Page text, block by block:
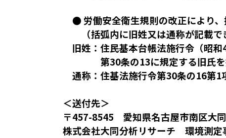
● 労働安全衛生規則の改正により、
（括弧内に旧姓又は通称が記載で
旧姓：住民基本台帳法施行令（昭和
第30条の13に規定する旧氏を指
通称：住基法施行令第30条の16第1
＜送付先＞
〒457-8545 愛知県名古屋市南区大
株式会社大同分析リサーチ 環境測